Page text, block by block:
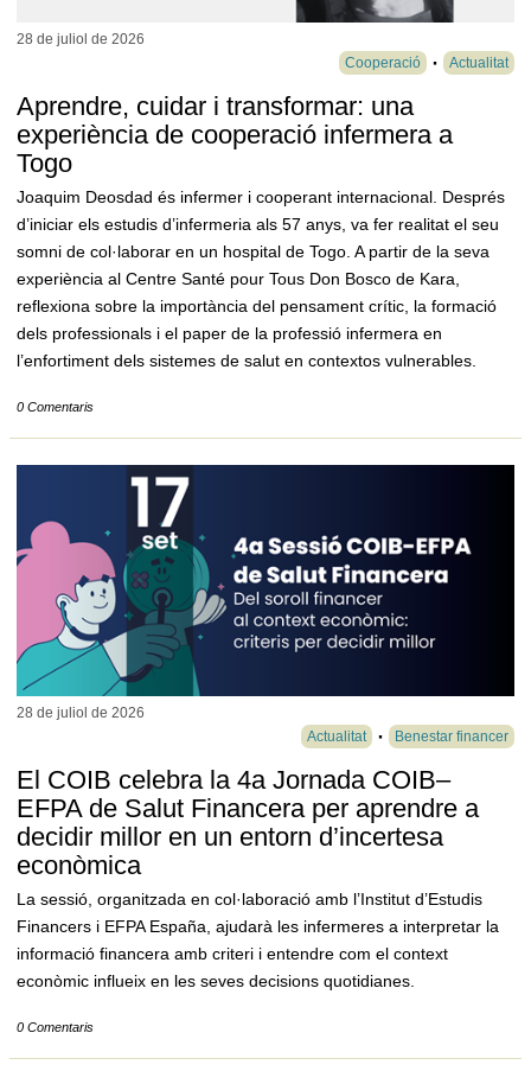
28 de juliol de 2026
Cooperació
Actualitat
Aprendre, cuidar i transformar: una
experiència de cooperació infermera a
Togo
Joaquim Deosdad és infermer i cooperant internacional. Després
d’iniciar els estudis d’infermeria als 57 anys, va fer realitat el seu
somni de col·laborar en un hospital de Togo. A partir de la seva
experiència al Centre Santé pour Tous Don Bosco de Kara,
reflexiona sobre la importància del pensament crític, la formació
dels professionals i el paper de la professió infermera en
l’enfortiment dels sistemes de salut en contextos vulnerables.
0 Comentaris
28 de juliol de 2026
Actualitat
Benestar financer
El COIB celebra la 4a Jornada COIB–
EFPA de Salut Financera per aprendre a
decidir millor en un entorn d’incertesa
econòmica
La sessió, organitzada en col·laboració amb l’Institut d’Estudis
Financers i EFPA España, ajudarà les infermeres a interpretar la
informació financera amb criteri i entendre com el context
econòmic influeix en les seves decisions quotidianes.
0 Comentaris